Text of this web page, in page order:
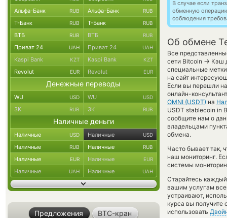
В случае если
обменную
соблюдения
Об обмене
Все
сети Bitcoin → Кэш
специальные
на сайт
Если вы перешли
онлайн-
OMNI (USDT) на
USDT stablecoin in
сообщите нам о
владельцами
обмена.
Часто бывает так,
наш мониторинг.
системы
Старайтесь
вашим услугам
устраивают,
курса вы получите
использовать
Альфа-Банк RUB Альфа-Банк RUB
Т-Банк RUB Т-Банк RUB
ВТБ RUB ВТБ RUB
Приват 24 UAH Приват 24 UAH
Kaspi Bank KZT Kaspi Bank KZT
Revolut EUR Revolut EUR
Денежные переводы
WU USD WU USD
ЗК RUB ЗК RUB
Наличные деньги
Наличные USD Наличные USD
Наличные RUB Наличные RUB
Наличные EUR Наличные EUR
Наличные UAH Наличные UAH
Предложения BTC-кран